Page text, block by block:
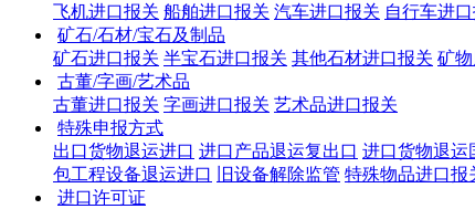
飞机进口报关 船舶进口报关 汽车进口报关 自行车进
矿石/石材/宝石及制品
矿石进口报关 半宝石进口报关 其他石材进口报关 矿
古董/字画/艺术品
古董进口报关 字画进口报关 艺术品进口报关
特殊申报方式
出口货物退运进口 进口产品退运复出口 进口货物退运
包工程设备退运进口
旧设备解除监管 特殊物品进口报
进口许可证